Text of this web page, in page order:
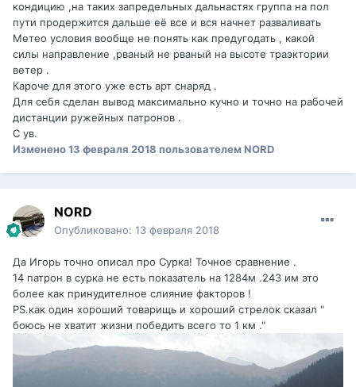
кондицию ,на таких запредельных дальнастях группа на пол
пути продержится дальше её все и вся начнет разваливать
Метео условия вообще не понять как предугодать , какой
силы направление ,рваный не рваный на высоте траэктории
ветер .
Кароче для этого уже есть арт снаряд .
Для себя сделан вывод максимально кучно и точно на рабочей
дистанции ружейных патронов .
С ув.
Изменено13 февраля 2018 пользователем NORD
NORD
Опубликовано: 13 февраля 2018
Да Игорь точно описал про Сурка! Точное сравнение .
14 патрон в сурка не есть показатель на 1284м .243 им это
более как принудителное слияние факторов !
PS.как один хороший товарищь и хороший стрелок сказал "
боюсь не хватит жизни победить всего то 1 км ."